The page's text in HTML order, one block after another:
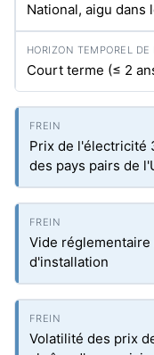
National, aigu dans
Court terme (≤ 2
Prix de l'électricité
des pays pairs de
Vide
d'installation
Volatilité des prix